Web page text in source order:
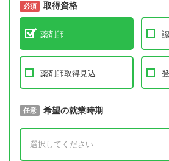
必須 取得資格
薬剤師
薬剤師取得見込
必須 取得予定年
任意 希望の就業時期